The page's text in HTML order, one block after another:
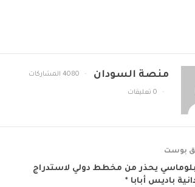
منصة السودان 4080 المشاركات
0 تعليقات
بوست
يحذر من مخطط دولي لاستدراج
باديس أبابا *